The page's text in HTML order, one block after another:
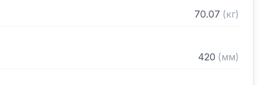
виде
70.07 (кг)
420 (мм)